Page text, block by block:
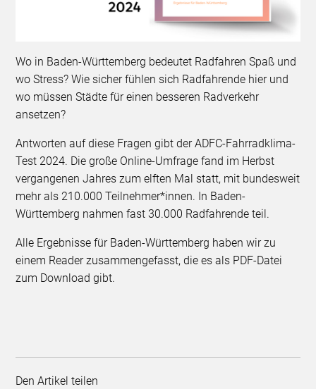
Wo in Baden-Württemberg bedeutet Radfahren Spaß und
wo Stress? Wie sicher fühlen sich Radfahrende hier und
wo müssen Städte für einen besseren Radverkehr
ansetzen?
Antworten auf diese Fragen gibt der ADFC-Fahrradklima-
Test 2024. Die große Online-Umfrage fand im Herbst
vergangenen Jahres zum elften Mal statt, mit bundesweit
mehr als 210.000 Teilnehmer*innen. In Baden-
Württemberg nahmen fast 30.000 Radfahrende teil.
Alle Ergebnisse für Baden-Württemberg haben wir zu
einem Reader zusammengefasst, die es als PDF-Datei
zum Download gibt.
Den Artikel teilen